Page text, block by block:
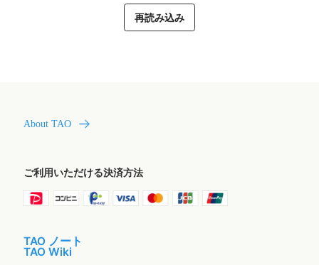
再読み込み
About TAO
ご利用いただける決済方法
TAO ノート
TAO Wiki